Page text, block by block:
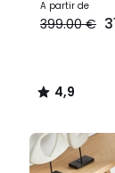
A partir de
399.00 €
4,9
/